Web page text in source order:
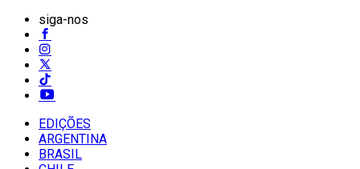
siga-nos
EDIÇÕES
ARGENTINA
BRASIL